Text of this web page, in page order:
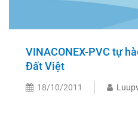
VINACONEX-PVC tự
Đất Việt
18/10/2011